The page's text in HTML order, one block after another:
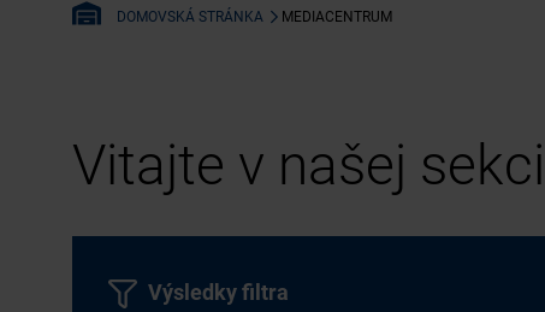
DOMOVSKÁ STRÁNKA MEDIACENTRUM
Vitajte v našej
Výsledky filtra